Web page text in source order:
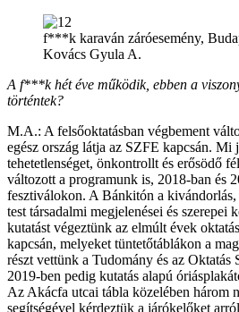
f***k karaván záróesemény,
Kovács Gyula A.
A f***k hét éve működik, ebben a
történtek?
M.A.: A felsőoktatásban végbement
egész ország látja az SZFE kapcsán. Mi
tehetetlenséget, önkontrollt és erősödő
változott a programunk is, 2018-ban és
fesztiválokon. A Bánkitón a kivándorlás,
test társadalmi megjelenései és szerepei
kutatást végeztünk az elmúlt évek
kapcsán, melyeket tüntetőtáblákon a
részt vettünk a Tudomány és az Oktatás
2019-ben pedig kutatás alapú
Az Akácfa utcai tábla közelében három
segítségével kérdeztük a járókelőket